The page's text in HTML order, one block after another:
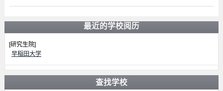
最近的学校阅历
[研究生院]
早稲田大学
查找学校